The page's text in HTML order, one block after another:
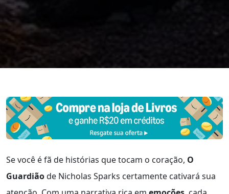
Se você é fã de histórias que tocam o coração, O
Guardiãode Nicholas Sparks certamente cativará sua